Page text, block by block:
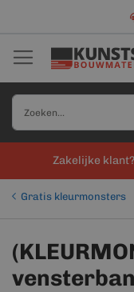
Zakelijke klant?
Gratis kleurmonsters